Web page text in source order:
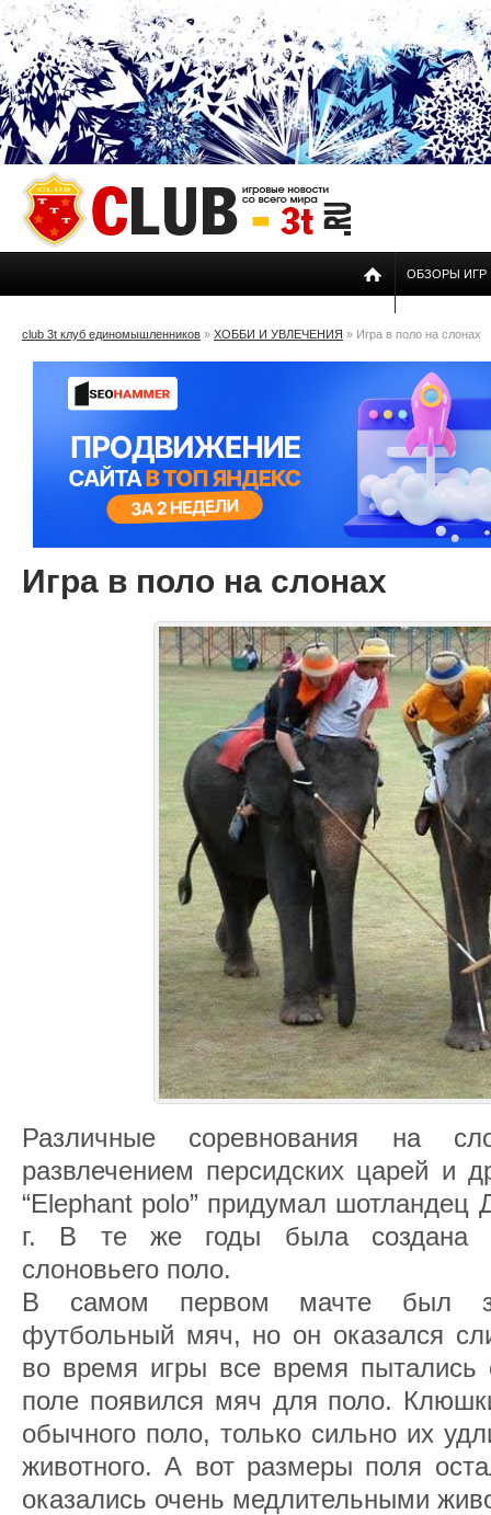
ОБЗОРЫ ИГР
club 3t клуб единомышленников » ХОББИ И УВЛЕЧЕНИЯ » Игра в поло на слонах
Игра в поло на слонах
Различные соревнования на
развлечением персидских царей и
“Elephant polo” придумал
г. В те же годы была создана
слоновьего поло.
В самом первом мачте был
футбольный мяч, но он оказался
во время игры все время пытались
поле появился мяч для поло.
обычного поло, только сильно их
животного. А вот размеры поля
оказались очень медлительными